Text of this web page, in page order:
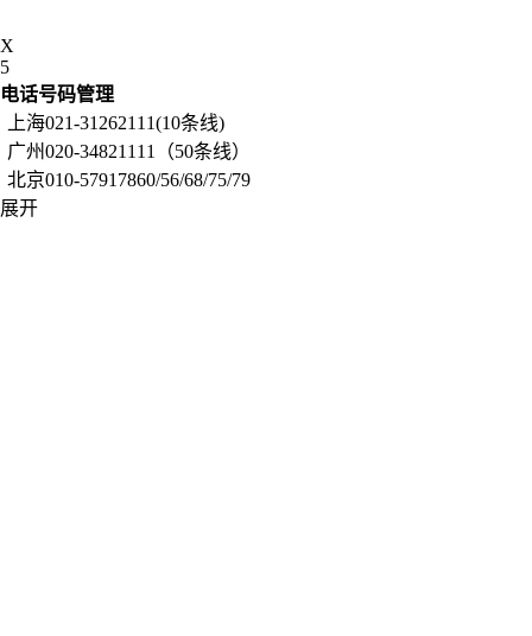
X
5
电话号码管理
上海021-31262111(10条线)
广州020-34821111（50条线）
北京010-57917860/56/68/75/79
展开